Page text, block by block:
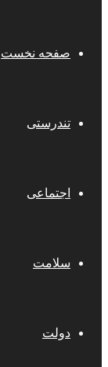
صفحه نخست
تندرستی
اجتماعی
سلامت
دولت